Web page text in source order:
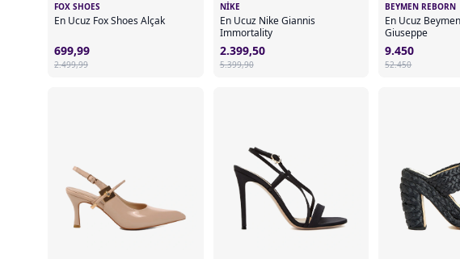
FOX SHOES
En Ucuz Fox Shoes Alçak
699,99
2.499,99
NIKE
En Ucuz Nike Giannis
Immortality
2.399,50
5.399,90
BEYMEN REBORN
En Ucuz
Giuseppe
9.450
52.450